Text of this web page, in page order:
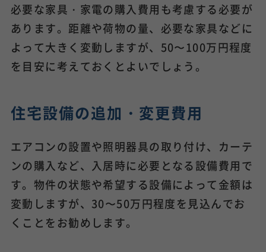
必要な家具・家電の購入費用も考慮する必要が
あります。距離や荷物の量、必要な家具などに
よって大きく変動しますが、50〜100万円程度
を目安に考えておくとよいでしょう。
住宅設備の追加・変更費用
エアコンの設置や照明器具の取り付け、カーテ
ンの購入など、入居時に必要となる設備費用で
す。物件の状態や希望する設備によって金額は
変動しますが、30〜50万円程度を見込んでお
くことをお勧めします。